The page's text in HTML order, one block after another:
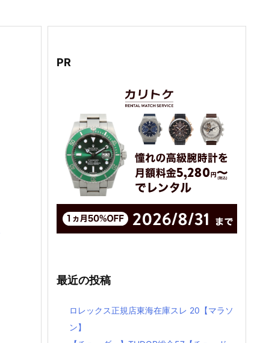
PR
最近の投稿
ロレックス正規店東海在庫スレ 20【マラソ
ン】